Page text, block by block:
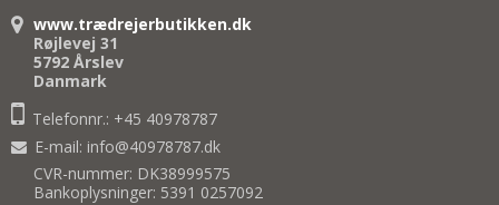
www.trædrejerbutikken.dk
Røjlevej 31
5792 Årslev
Danmark
Telefonnr.: +45 40978787
E-mail: info@40978787.dk
CVR-nummer: DK38999575
Bankoplysninger: 5391 0257092